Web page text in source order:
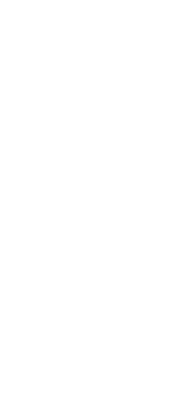
征收土地预公告应当包括征收范